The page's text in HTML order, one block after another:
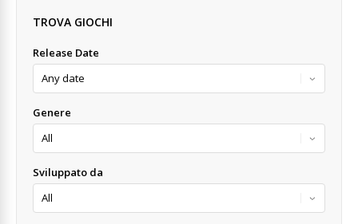
TROVA GIOCHI
Release Date
Genere
Sviluppato da